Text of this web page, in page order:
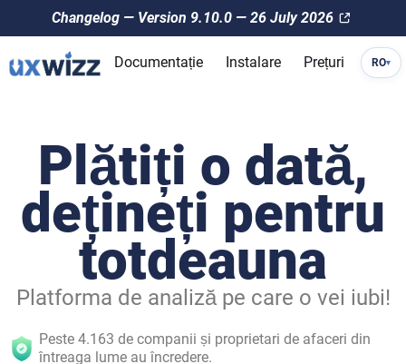
Changelog — Version 9.10.0 — 26 July 2026
Documentație Instalare Prețuri RO▾
Plătiți o dată,
dețineți pentru
totdeauna
Platforma de analiză pe care o vei iubi!
Peste 4.163 de companii și proprietari de afaceri din
întreaga lume au încredere.